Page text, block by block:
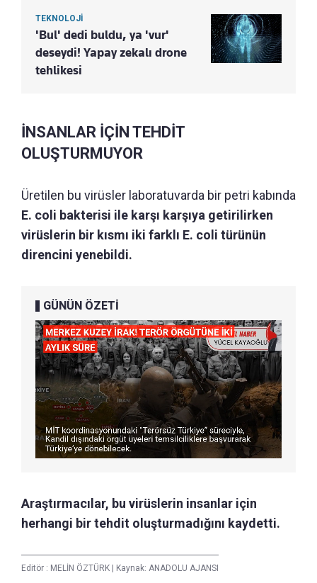
TEKNOLOJİ
'Bul' dedi buldu, ya 'vur'
deseydi! Yapay zekalı drone
tehlikesi
İNSANLAR İÇİN TEHDİT
OLUŞTURMUYOR
Üretilen bu virüsler laboratuvarda bir petri kabında
E. coli bakterisi ile karşı karşıya getirilirken
virüslerin bir kısmı iki farklı E. coli türünün
direncini yenebildi.
GÜNÜN ÖZETİ
Araştırmacılar, bu virüslerin insanlar için
herhangi bir tehdit oluşturmadığını kaydetti.
Editör : MELİN ÖZTÜRK Kaynak: ANADOLU AJANSI